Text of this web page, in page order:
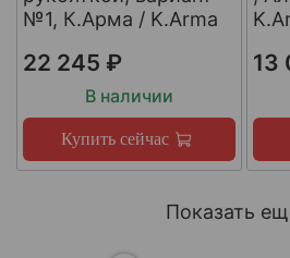
№1, К.Арма / K.Arma
22 245 ₽
В наличии
Купить сейчас
13
Показать